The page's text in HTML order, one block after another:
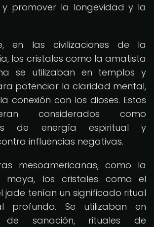
promover la longevidad y la
en las civilizaciones de la
los cristales como la amatista
se utilizaban en templos y
potenciar la claridad mental,
conexión con los dioses. Estos
considerados como
de energía espiritual y
influencias negativas.
mesoamericanas, como la
los cristales como el
jade tenían un significado ritual
profundo. Se utilizaban en
de sanación, rituales de